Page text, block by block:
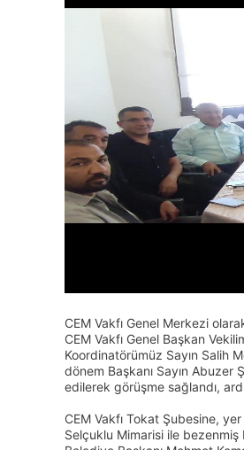
CEM Vakfı Genel Merkezi
CEM Vakfı Genel Başkan
Koordinatörümüz Sayın Salih
dönem Başkanı Sayın Abuzer
edilerek görüşme sağlandı,
CEM Vakfı Tokat Şubesine,
Selçuklu Mimarisi ile